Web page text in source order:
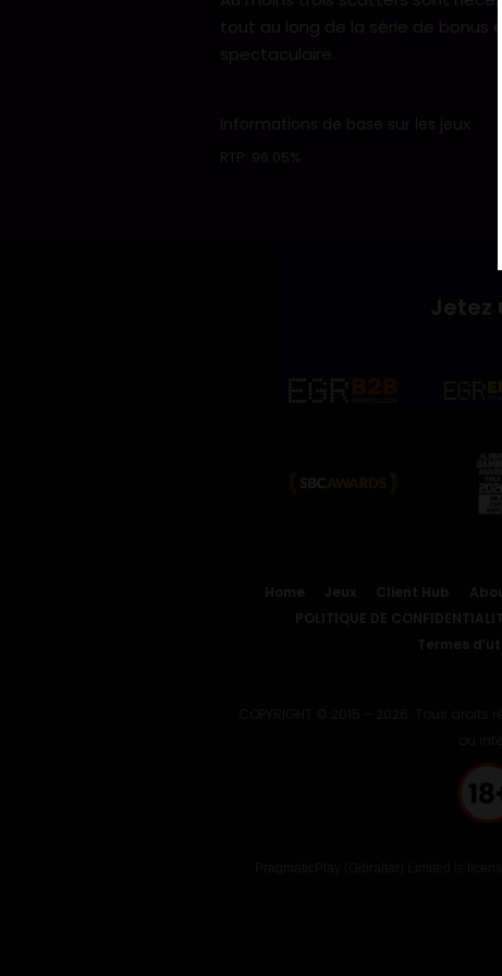
tout au long de la série de bonus
spectaculaire.
Informations de base sur les jeux
RTP: 96.05%
Jetez
Home Jeux Client Hub
POLITIQUE DE
Termes